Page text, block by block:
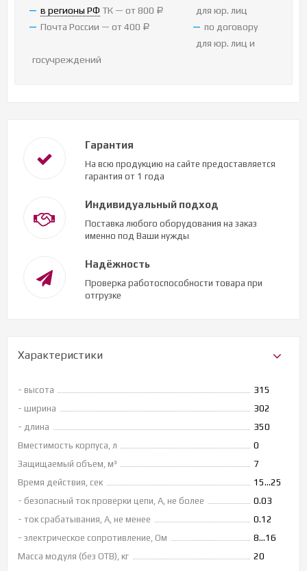
в регионы РФ ТК — от 800 Р
Почта России — от 400 Р
для юр. лиц
по договору
для юр. лиц и
госучреждений
Гарантия
На всю продукцию на сайте предоставляется
гарантия от 1 года
Индивидуальный подход
Поставка любого оборудования на заказ
именно под Ваши нужды
Надёжность
Проверка работоспособности товара при
отгрузке
Характеристики
- высота
315
- ширина
302
- длина
350
Вместимость корпуса, л
0
Защищаемый объем, м³
7
Время действия, сек
15…25
- безопасный ток проверки цепи, А, не более
0.03
- ток срабатывания, А, не менее
0.12
- электрическое сопротивление, Ом
8…16
Масса модуля (без ОТВ), кг
20